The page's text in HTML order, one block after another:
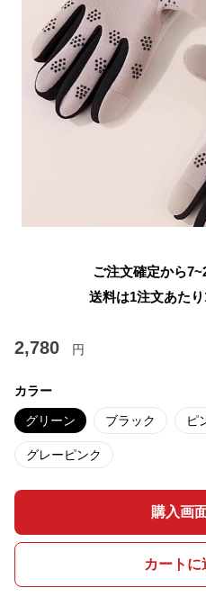
ご注文確定から
送料は1注文あたり
2,780 円
カラー
グリーン ブラック ピ
グレーピンク
購入画
カートに